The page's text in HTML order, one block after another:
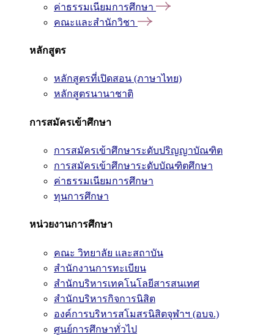
ค่าธรรมเนียมการศึกษา
คณะและสำนักวิชา
หลักสูตร
หลักสูตรที่เปิดสอน (ภาษาไทย)
หลักสูตรนานาชาติ
การสมัครเข้าศึกษา
การสมัครเข้าศึกษาระดับปริญญาบัณฑิต
การสมัครเข้าศึกษาระดับบัณฑิตศึกษา
ค่าธรรมเนียมการศึกษา
ทุนการศึกษา
หน่วยงานการศึกษา
คณะ วิทยาลัย และสถาบัน
สำนักงานการทะเบียน
สำนักบริหารเทคโนโลยีสารสนเทศ
สำนักบริหารกิจการนิสิต
องค์การบริหารสโมสรนิสิตจุฬาฯ (อบจ.)
ศูนย์การศึกษาทั่วไป